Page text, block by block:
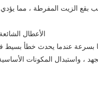
عندما يحدث خطأ بسيط
، واستبدال المكونات